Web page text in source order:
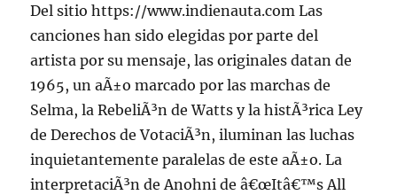
Del sitio https://www.indienauta.com Las
canciones han sido elegidas por parte del
artista por su mensaje, las originales datan de
1965, un aÃ±o marcado por las marchas de
Selma, la RebeliÃ³n de Watts y la histÃ³rica Ley
de Derechos de VotaciÃ³n, iluminan las luchas
inquietantemente paralelas de este aÃ±o. La
interpretaciÃ³n de Anohni de â€œItâ€™s All